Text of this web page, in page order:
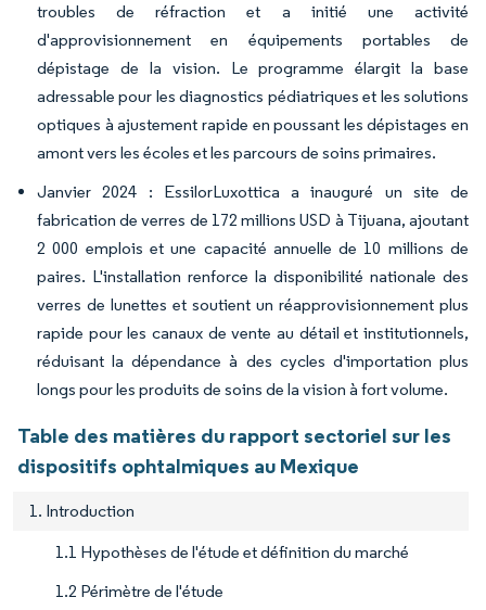
troubles de réfraction et a initié une activité
d'approvisionnement en équipements portables de
dépistage de la vision. Le programme élargit la base
adressable pour les diagnostics pédiatriques et les solutions
optiques à ajustement rapide en poussant les dépistages en
amont vers les écoles et les parcours de soins primaires.
Janvier 2024 : EssilorLuxottica a inauguré un site de
fabrication de verres de 172 millions USD à Tijuana, ajoutant
2 000 emplois et une capacité annuelle de 10 millions de
paires. L'installation renforce la disponibilité nationale des
verres de lunettes et soutient un réapprovisionnement plus
rapide pour les canaux de vente au détail et institutionnels,
réduisant la dépendance à des cycles d'importation plus
longs pour les produits de soins de la vision à fort volume.
Table des matières du rapport sectoriel sur les
dispositifs ophtalmiques au Mexique
1. Introduction
1.1 Hypothèses de l'étude et définition du marché
1.2 Périmètre de l'étude